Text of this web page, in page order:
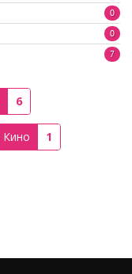
0
0
7
6
Кино 1